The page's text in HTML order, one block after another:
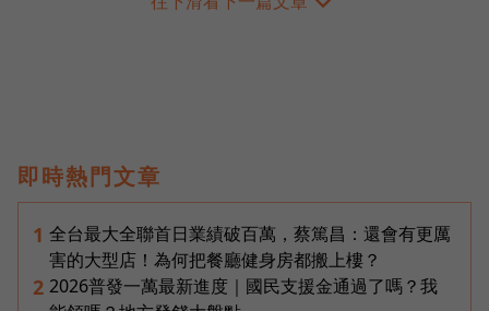
即時熱門文章
1 全台最大全聯首日業績破百萬，蔡篤昌：還會有更厲
害的大型店！為何把餐廳健身房都搬上樓？
2 2026普發一萬最新進度｜國民支援金通過了嗎？我